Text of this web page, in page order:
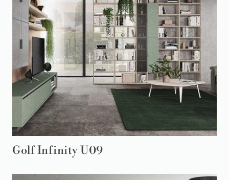
Golf Infinity U09